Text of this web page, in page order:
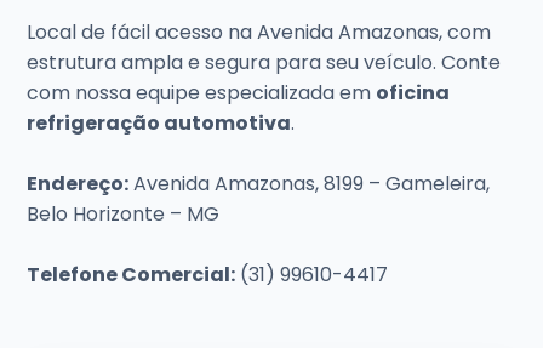
Local de fácil acesso na Avenida Amazonas, com
estrutura ampla e segura para seu veículo. Conte
com nossa equipe especializada em oficina
refrigeração automotiva.
Endereço:Avenida Amazonas, 8199 – Gameleira,
Belo Horizonte – MG
Telefone Comercial: (31) 99610-4417